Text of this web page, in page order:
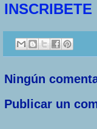
INSCRIBETE
Ningún
Publicar un